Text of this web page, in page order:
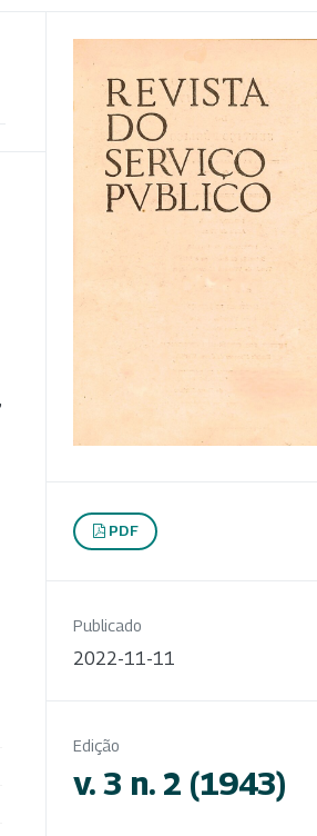
PDF
Publicado
2022-11-11
Edição
v. 3 n. 2 (1943)